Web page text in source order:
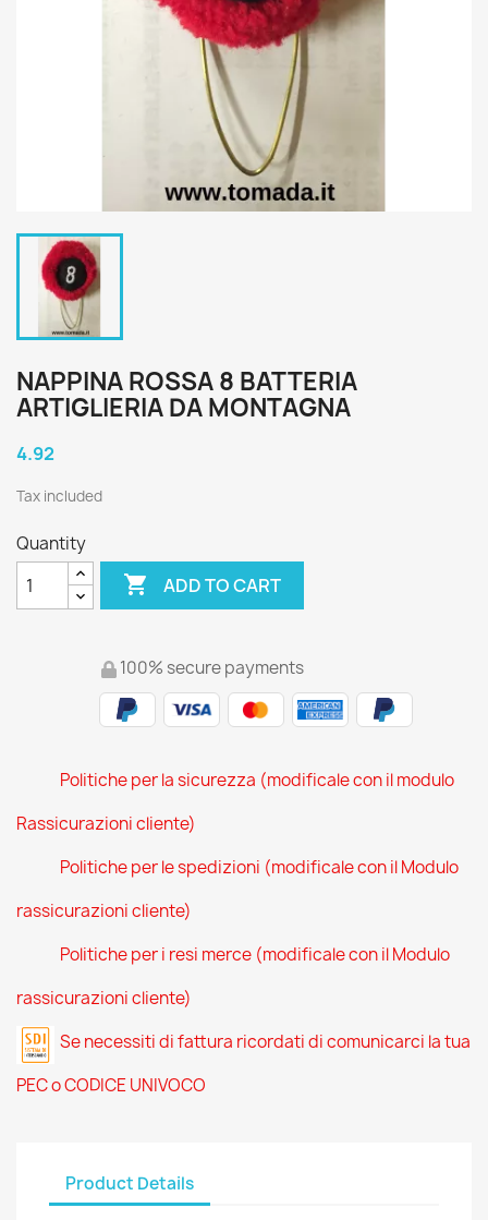
NAPPINA ROSSA 8 BATTERIA
ARTIGLIERIA DA MONTAGNA
4.92
Tax included
Quantity
 ADD TO CART
100% secure payments
Politiche per la sicurezza (modificale con il modulo
Rassicurazioni cliente)
Politiche per le spedizioni (modificale con il Modulo
rassicurazioni cliente)
Politiche per i resi merce (modificale con il Modulo
rassicurazioni cliente)
Se necessiti di fattura ricordati di comunicarci la tua
PEC o CODICE UNIVOCO
Product Details